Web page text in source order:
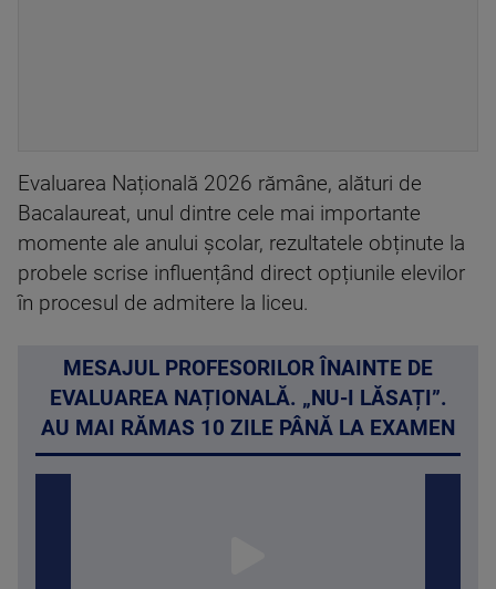
Evaluarea Națională 2026 rămâne, alături de
Bacalaureat, unul dintre cele mai importante
momente ale anului școlar, rezultatele obținute la
probele scrise influențând direct opțiunile elevilor
în procesul de admitere la liceu.
MESAJUL PROFESORILOR ÎNAINTE DE
EVALUAREA NAȚIONALĂ. „NU-I LĂSAȚI”.
AU MAI RĂMAS 10 ZILE PÂNĂ LA EXAMEN